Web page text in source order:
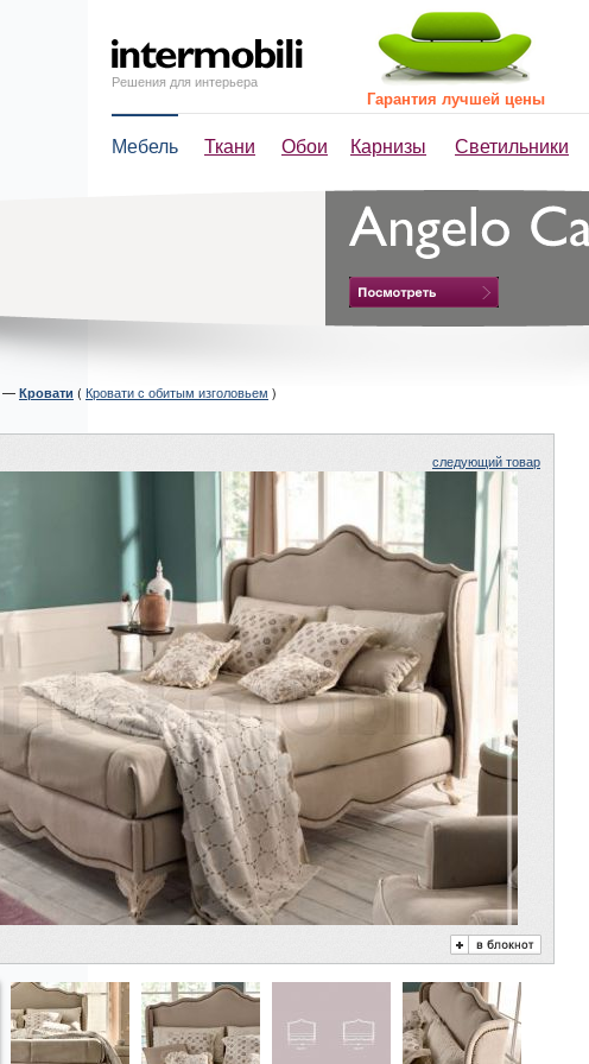
Решения для интерьера
Мебель Ткани Обои Карнизы Светильники
Гарантия лучшей цены
— Кровати ( Кровати с обитым изголовьем )
следующий товар